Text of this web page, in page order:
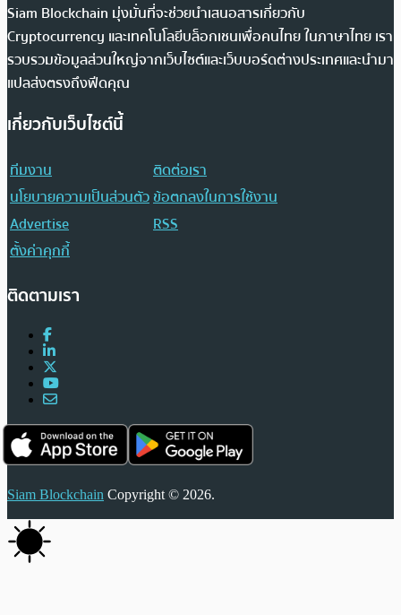
Siam Blockchain มุ่งมั่นที่จะช่วยนำเสนอสารเกี่ยวกับ
Cryptocurrency และเทคโนโลยีบล็อกเชนเพื่อคนไทย ในภาษาไทย เรา
รวบรวมข้อมูลส่วนใหญ่จากเว็บไซต์และเว็บบอร์ดต่างประเทศและนำมา
แปลส่งตรงถึงฟีดคุณ
เกี่ยวกับเว็บไซต์นี้
ทีมงาน
ติดต่อเรา
นโยบายความเป็นส่วนตัวข้อตกลงในการใช้งาน
Advertise
RSS
ตั้งค่าคุกกี้
ติดตามเรา
Siam Blockchain Copyright © 2026.